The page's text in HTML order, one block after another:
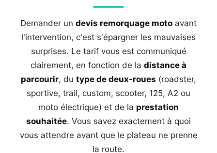
Demander un devis remorquage moto avant
l'intervention, c'est s'épargner les mauvaises
surprises. Le tarif vous est communiqué
clairement, en fonction de la distance à
parcourir, du type de deux-roues (roadster,
sportive, trail, custom, scooter, 125, A2 ou
moto électrique) et de la prestation
souhaitée. Vous savez exactement à quoi
vous attendre avant que le plateau ne prenne
la route.